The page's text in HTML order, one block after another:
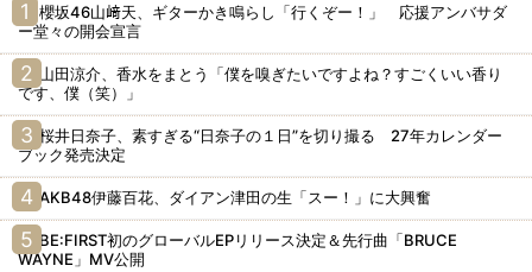
櫻坂46山﨑天、ギターかき鳴らし「行くぞー！」 応援アンバサダ
ー堂々の開会宣言
山田涼介、香水をまとう「僕を嗅ぎたいですよね？すごくいい香り
です、僕（笑）」
桜井日奈子、素すぎる“日奈子の１日”を切り撮る 27年カレンダー
ブック発売決定
AKB48伊藤百花、ダイアン津田の生「スー！」に大興奮
BE:FIRST初のグローバルEPリリース決定＆先行曲「BRUCE
WAYNE」MV公開